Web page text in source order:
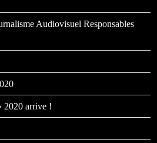
Audiovisuel Responsables
2020 arrive !